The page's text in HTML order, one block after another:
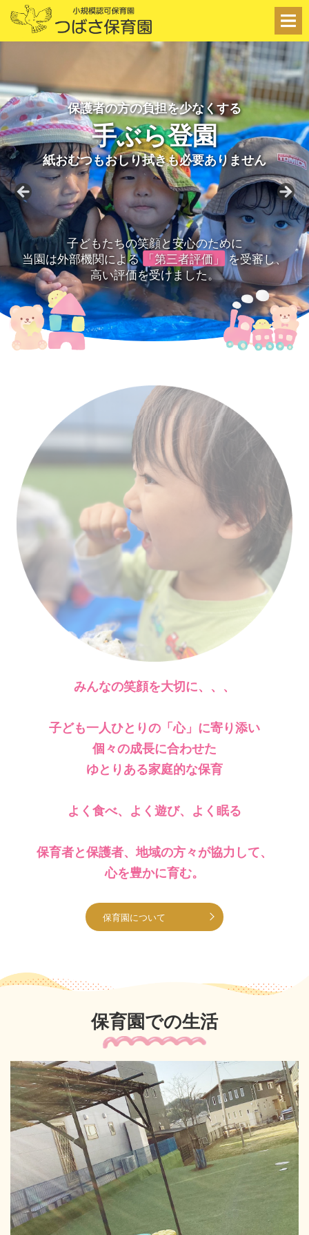
君
津
の
模
認
可
保
育
園
さ
保
育
園
保護者の方の負担を少なくする
手ぶら登園
紙おむつもおしり拭きも必要ありません
子どもたちの笑顔と安心のために
当園は外部機関による 「第三者評価」 を受審し、
高い評価を受けました。
みんなの笑顔を大切に、、、
子ども一人ひとりの「心」に寄り添い
個々の成長に合わせた
ゆとりある家庭的な保育
よく食べ、よく遊び、よく眠る
保育者と保護者、地域の方々が協力して、
心を豊かに育む。
保育園について
保育園での生活